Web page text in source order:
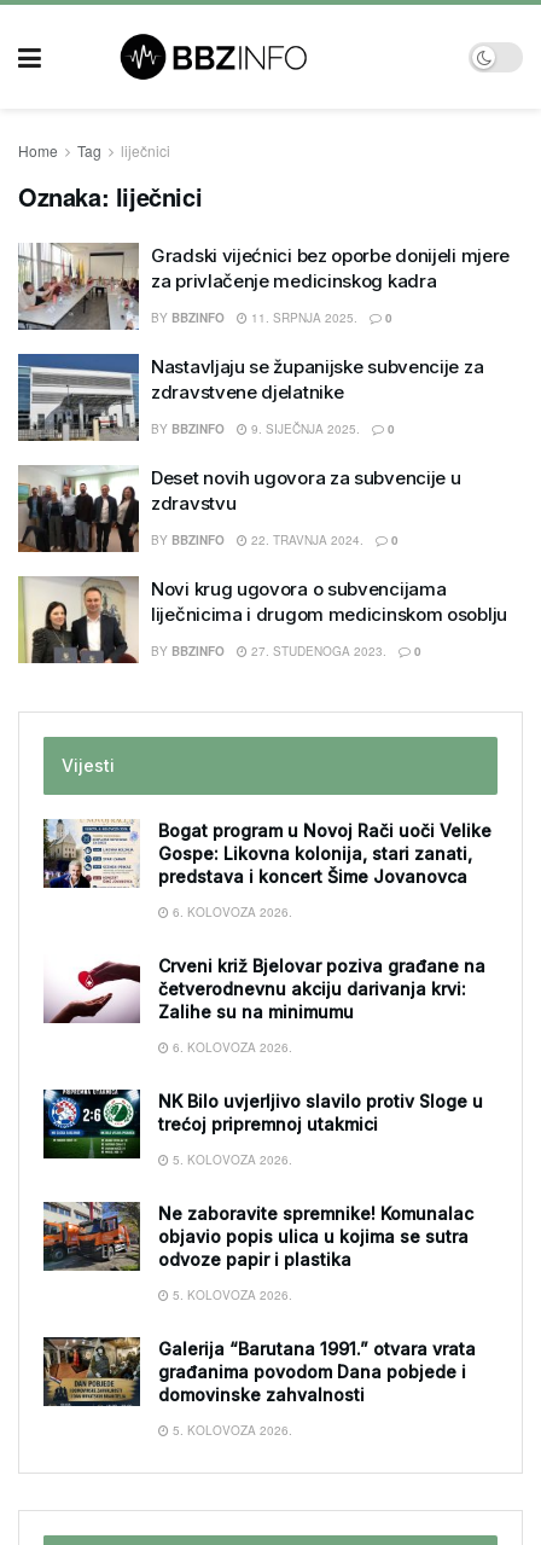
Home Tag liječnici
Oznaka: liječnici
Gradski vijećnici bez oporbe donijeli mjere
za privlačenje medicinskog kadra
BY BBZINFO 11. SRPNJA 2025. 0
Nastavljaju se županijske subvencije za
zdravstvene djelatnike
BY BBZINFO 9. SIJEČNJA 2025. 0
Deset novih ugovora za subvencije u
zdravstvu
BY BBZINFO 22. TRAVNJA 2024. 0
Novi krug ugovora o subvencijama
liječnicima i drugom medicinskom osoblju
BY BBZINFO 27. STUDENOGA 2023. 0
Vijesti
Bogat program u Novoj Rači uoči Velike
Gospe: Likovna kolonija, stari zanati,
predstava i koncert Šime Jovanovca
6. KOLOVOZA 2026.
Crveni križ Bjelovar poziva građane na
četverodnevnu akciju darivanja krvi:
Zalihe su na minimumu
6. KOLOVOZA 2026.
NK Bilo uvjerljivo slavilo protiv Sloge u
trećoj pripremnoj utakmici
5. KOLOVOZA 2026.
Ne zaboravite spremnike! Komunalac
objavio popis ulica u kojima se sutra
odvoze papir i plastika
5. KOLOVOZA 2026.
Galerija “Barutana 1991.” otvara vrata
građanima povodom Dana pobjede i
domovinske zahvalnosti
5. KOLOVOZA 2026.